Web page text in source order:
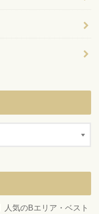
人気のBエリア・ベスト